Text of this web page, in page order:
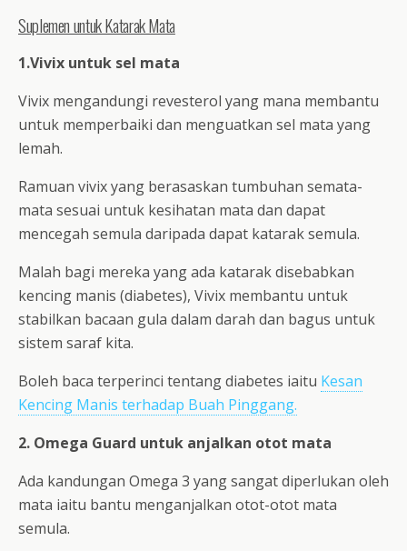
Suplemen untuk Katarak Mata
1.Vivix untuk sel mata
Vivix mengandungi revesterol yang mana membantu
untuk memperbaiki dan menguatkan sel mata yang
lemah.
Ramuan vivix yang berasaskan tumbuhan semata-
mata sesuai untuk kesihatan mata dan dapat
mencegah semula daripada dapat katarak semula.
Malah bagi mereka yang ada katarak disebabkan
kencing manis (diabetes), Vivix membantu untuk
stabilkan bacaan gula dalam darah dan bagus untuk
sistem saraf kita.
Boleh baca terperinci tentang diabetes iaitu Kesan
Kencing Manis terhadap Buah Pinggang.
2. Omega Guard untuk anjalkan otot mata
Ada kandungan Omega 3 yang sangat diperlukan oleh
mata iaitu bantu menganjalkan otot-otot mata
semula.